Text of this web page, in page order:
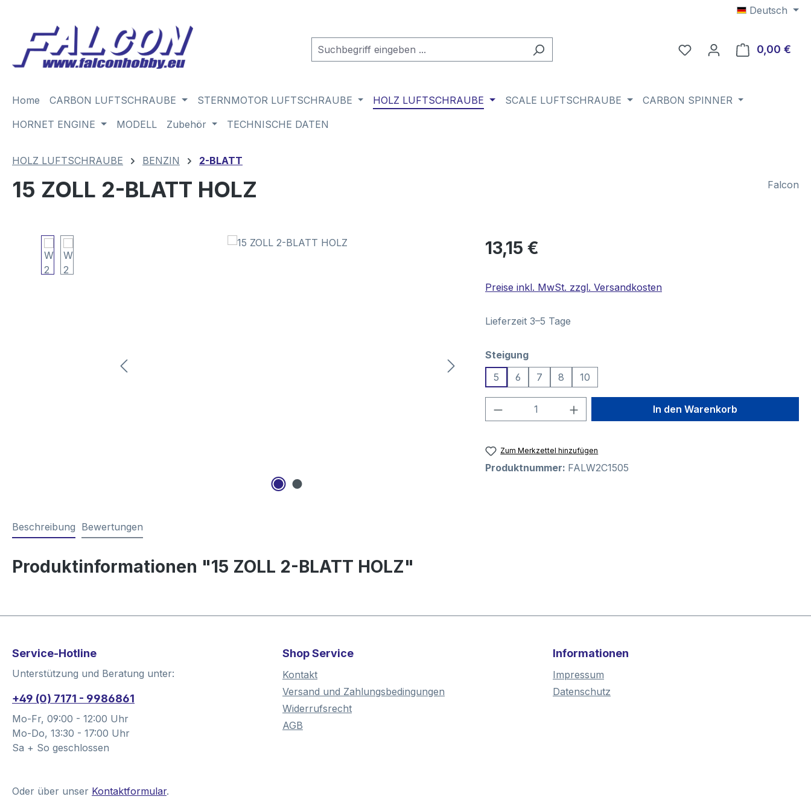
Deutsch
Du hast 0 Produkte auf
0,00 €
Home CARBON LUFTSCHRAUBE STERNMOTOR LUFTSCHRAUBE HOLZ LUFTSCHRAUBE SCALE LUFTSCHRAUBE
CARBON SPINNER
HORNET ENGINE
MODELL Zubehör TECHNISCHE DATEN
HOLZ LUFTSCHRAUBE BENZIN 2-BLATT
15 ZOLL 2-BLATT HOLZ Falcon
Bildergalerie überspringen Regulärer Preis:
13,15 €
Preise inkl. MwSt. zzgl. Versandkosten
Lieferzeit 3–5 Tage
Steigungauswählen
5
6 7 8 10
Produkt Anzahl: Gib den gewünschten Wert
In den Warenkorb
Zum Merkzettel hinzufügen
Produktnummer: FALW2C1505
Beschreibung Bewertungen
Produktinformationen "15 ZOLL 2-BLATT HOLZ"
Service-Hotline
Unterstützung und Beratung unter:
+49 (0) 7171 - 9986861
Mo-Fr, 09:00 - 12:00 Uhr
Mo-Do, 13:30 - 17:00 Uhr
Sa + So geschlossen
Oder über unser Kontaktformular.
Shop Service
Kontakt
Versand und Zahlungsbedingungen
Widerrufsrecht
AGB
Informationen
Impressum
Datenschutz